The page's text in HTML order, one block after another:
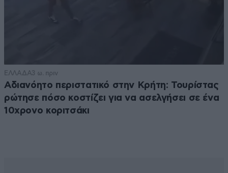
ΕΛΛΑΔΑ3 ω. πριν
Αδιανόητο περιστατικό στην Κρήτη: Τουρίστας
ρώτησε πόσο κοστίζει για να ασελγήσει σε ένα
10χρονο κοριτσάκι